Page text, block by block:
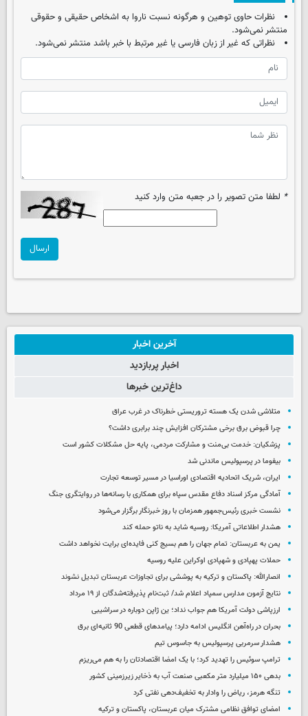
نظرات حاوی توهین و هرگونه نسبت ناروا به اشخاص حقیقی و حقوقی
منتشر نمی‌شود.
نظراتی که غیر از زبان فارسی یا غیر مرتبط با خبر باشد منتشر نمی‌شود.
* لطفا متن تصویر را در جعبه متن وارد کنید
ارسال
آخرین اخبار
اخبار پربازدید
داغ‌ترین خبرها
متلاشی شدن یک هسته تروریستی خطرناک در غرب عراق
چرا قبوض برق برخی مشترکان افزایش چند برابری داشت؟
پزشکیان: خدمت بی‌منت و مشارکت مردمی، پایه حل مشکلات کشور است
بیفوما در پرسپولیس ماندنی شد
ایران، شریک اتحادیه اقتصادی اوراسیا در مسیر توسعه تجارت
آمادگی مرکز اسناد دفاع مقدس سپاه برای همکاری با رسانه‌ها در روایتگری جنگ
نشست خبری رئیس‌جمهور همزمان با روز خبرنگار برگزار می‌شود
هشدار اطلاعاتی آمریکا: روسیه شاید به ناتو حمله کند
یمن به عربستان: تمام جهان را هم بسیج کنی فایده‌ای برایت نخواهد داشت
حملات پهپادی و شهپادی اوکراین علیه روسیه
انصارالله: پاکستان و ترکیه به پوششی برای تجاوزات عربستان تبدیل نشوند
نتایج آزمون مدارس سمپاد اعلام شد/ ثبت‌نام پذیرفته‌شدگان از ۱۹ مرداد
ارزپاشی دولت آمریکا هم جواب نداد؛ ین ژاپن دوباره در سراشیبی
بحران در راه‌آهن انگلیس ادامه دارد؛ پیامدهای قطعی 90 ثانیه‌ای برق
هشدار سرمربی پرسپولیس به جاسوس تیم
ترامپ سوئیس را تهدید کرد؛ با یک امضا اقتصادتان را به هم می‌ریزم
بدهی ۱۵۰ میلیارد متر مکعبی صنعت آب به ذخایر زیرزمینی کشور
تنگه هرمز، ریاض را وادار به تخفیف‌دهی نفتی کرد
امضای توافق نظامی مشترک میان عربستان، پاکستان و ترکیه